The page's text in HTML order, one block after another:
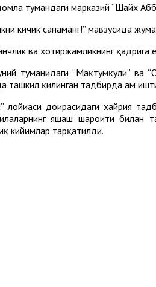
тумандаги марказий “Шайх
кичик санаманг!” мавзусида
ва хотиржамликнинг
туманидаги “Мақтумқули” ва
ташкил қилинган тадбирда ҳам
доирасидаги хайрия
яшаш шароити билан
кийимлар тарқатилди.